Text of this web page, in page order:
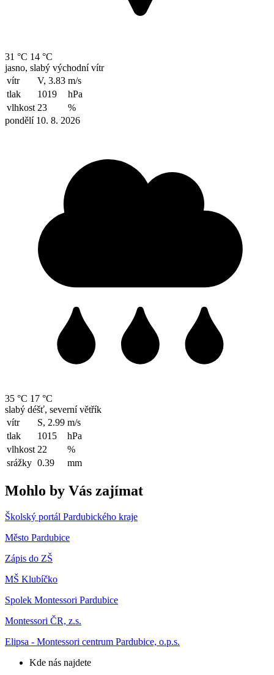
31 °C 14 °C
jasno, slabý východní vítr
vítr
V, 3.83 m/s
tlak
1019
hPa
vlhkost 23
%
pondělí 10. 8. 2026
35 °C 17 °C
slabý déšť, severní větřík
vítr
S, 2.99 m/s
tlak
1015
hPa
vlhkost 22
%
srážky 0.39 mm
Mohlo by Vás zajímat
Školský portál Pardubického kraje
Město Pardubice
Zápis do ZŠ
MŠ Klubíčko
Spolek Montessori Pardubice
Montessori ČR, z.s.
Elipsa - Montessori centrum Pardubice, o.p.s.
Kde nás najdete